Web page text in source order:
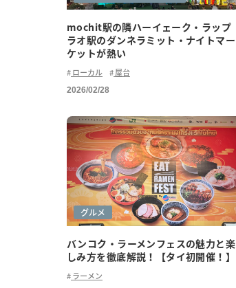
mochit駅の隣ハーイェーク・ラップ
ラオ駅のダンネラミット・ナイトマー
ケットが熱い
ローカル 屋台
2026/02/28
バンコク・ラーメンフェスの魅力と楽
しみ方を徹底解説！【タイ初開催！】
グルメ
ラーメン